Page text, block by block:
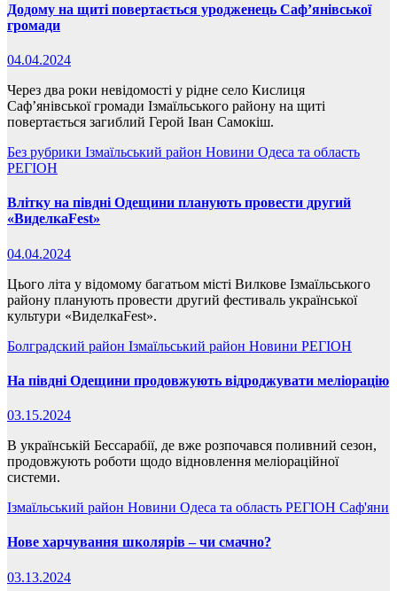
Додому на щиті повертається уродженець Саф’янівської
громади
04.04.2024
Через два роки невідомості у рідне село Кислиця
Саф’янівської громади Ізмаїльського району на щиті
повертається загиблий Герой Іван Самокіш.
Без рубрики Ізмаїльський район Новини Одеса та область
РЕГІОН
Влітку на півдні Одещини планують провести другий
«ВиделкаFest»
04.04.2024
Цього літа у відомому багатьом місті Вилкове Ізмаїльського
району планують провести другий фестиваль української
культури «ВиделкаFest».
Болградский район Ізмаїльський район Новини РЕГІОН
На півдні Одещини продовжують відроджувати меліорацію
03.15.2024
В українській Бессарабії, де вже розпочався поливний сезон,
продовжують роботи щодо відновлення меліораційної
системи.
Ізмаїльський район Новини Одеса та область РЕГІОН Саф'яни
Нове харчування школярів – чи смачно?
03.13.2024